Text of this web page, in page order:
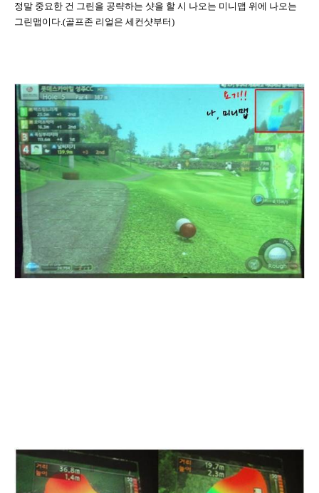
정말 중요한 건 그린을 공략하는 샷을 할 시 나오는 미니맵 위에 나오는
그린맵이다.(골프존 리얼은 세컨샷부터)